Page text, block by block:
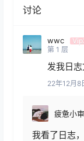
讨论
wwc
第 1 层
发我日
22年12月8
疲惫小
我看了日志